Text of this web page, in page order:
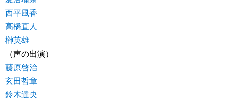
西平風香
高橋直人
榊英雄
（声の出演）
藤原啓治
玄田哲章
鈴木達央